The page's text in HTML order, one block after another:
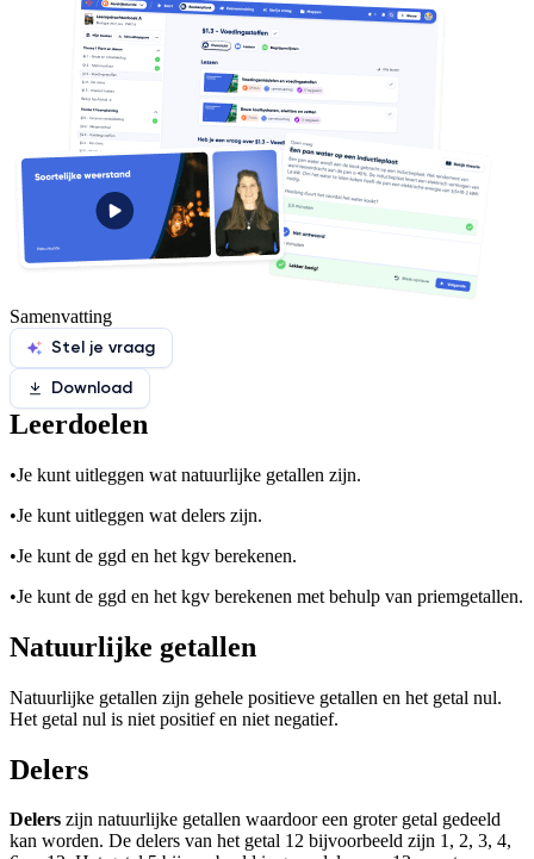
Samenvatting
Stel je vraag
Download
Leerdoelen
•Je kunt uitleggen wat natuurlijke getallen zijn.
•Je kunt uitleggen wat delers zijn.
•Je kunt de ggd en het kgv berekenen.
•Je kunt de ggd en het kgv berekenen met behulp van priemgetallen.
Natuurlijke getallen
Natuurlijke getallen zijn gehele positieve getallen en het getal nul.
Het getal nul is niet positief en niet negatief.
Delers
Delers zijn natuurlijke getallen waardoor een groter getal gedeeld
kan worden. De delers van het getal 12 bijvoorbeeld zijn 1, 2, 3, 4,